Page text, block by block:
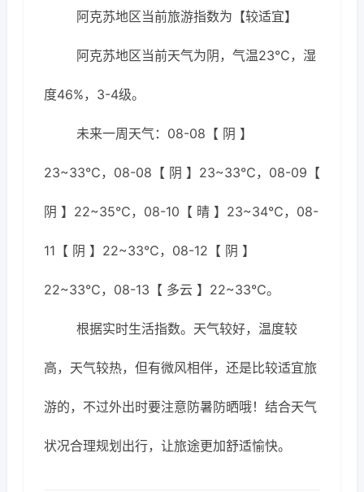
阿克苏地区当前旅游指数为【较适宜】
阿克苏地区当前天气为阴，气温23℃，湿
度46%，3-4级。
未来一周天气：08-08【 阴 】
23~33℃，08-08【 阴 】23~33℃，08-09【
阴 】22~35℃，08-10【 晴 】23~34℃，08-
11【 阴 】22~33℃，08-12【 阴 】
22~33℃，08-13【 多云 】22~33℃。
根据实时生活指数。天气较好，温度较
高，天气较热，但有微风相伴，还是比较适宜旅
游的，不过外出时要注意防暑防晒哦！结合天气
状况合理规划出行，让旅途更加舒适愉快。